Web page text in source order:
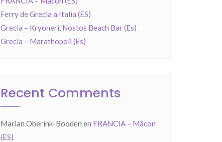
Ferry de Grecia a Italia (ES)
Grecia – Kryoneri, Nostos Beach Bar (Es)
Grecia – Marathopoli (Es)
Recent Comments
Marian Oberink-Booden en FRANCIA – Mâcon
(ES)